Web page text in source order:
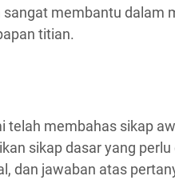
membantu dalam
titian.
telah membahas sikap
sikap dasar yang
dan jawaban atas